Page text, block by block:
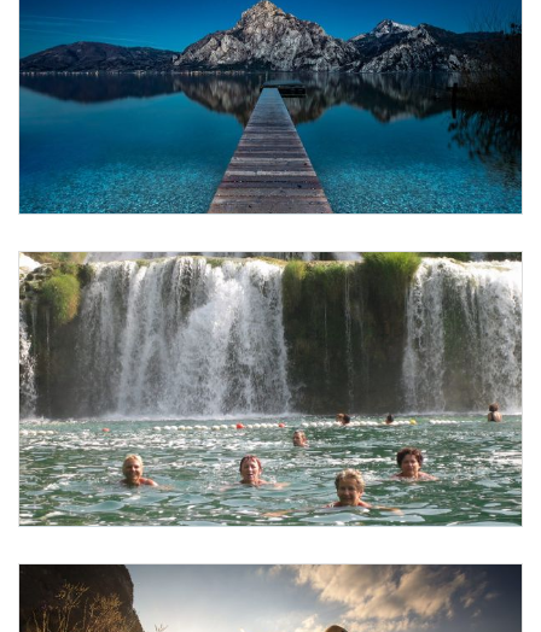
Foto 1: Christian Freiwald
Foto 2: Waseraktiv